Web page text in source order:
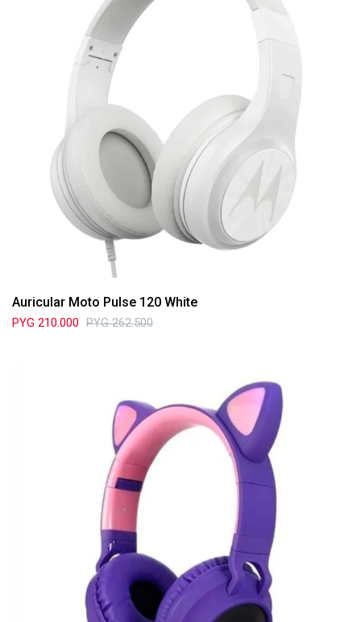
Auricular Moto Pulse 120 White
PYG 210.000 PYG 262.500